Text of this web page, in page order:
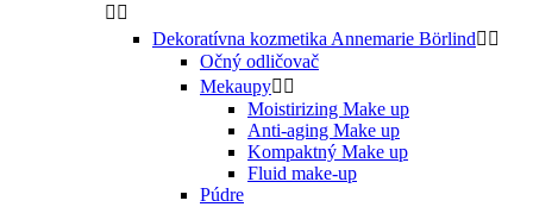
 
Dekoratívna kozmetika Annemarie Börlind 
Očný odličovač
Mekaupy 
Moistirizing Make up
Anti-aging Make up
Kompaktný Make up
Fluid make-up
Púdre